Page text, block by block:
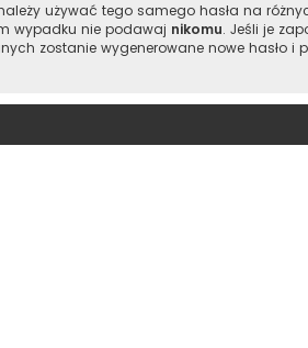
używać tego samego hasła na
wypadku nie podawaj nikomu. Jeśli je
zostanie wygenerowane nowe hasło i